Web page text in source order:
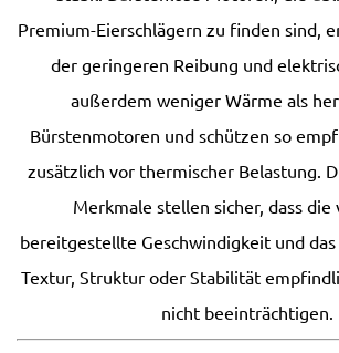
Premium-Eierschlägern zu finden sind,
der geringeren Reibung und
außerdem weniger Wärme als
Bürstenmotoren und schützen so
zusätzlich vor thermischer Belastung.
Merkmale stellen sicher, dass
bereitgestellte Geschwindigkeit und
Textur, Struktur oder Stabilität
nicht beeinträchtigen.